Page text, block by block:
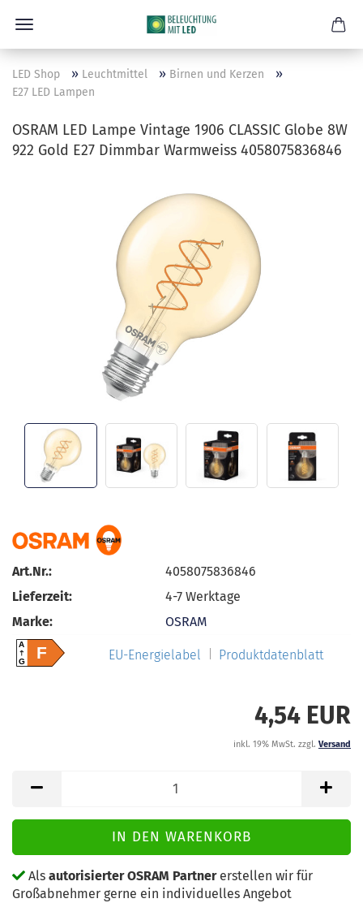
LED Shop » Leuchtmittel » Birnen und Kerzen »
E27 LED Lampen
OSRAM LED Lampe Vintage 1906 CLASSIC Globe 8W
922 Gold E27 Dimmbar Warmweiss 4058075836846
Art.Nr.:
4058075836846
Lieferzeit:
4-7 Werktage
Marke:
OSRAM
A
GF EU-Energielabel Produktdatenblatt
4,54 EUR
inkl. 19% MwSt. zzgl. Versand
Als autorisierter OSRAM Partnererstellen wir für
Großabnehmer gerne ein individuelles Angebot